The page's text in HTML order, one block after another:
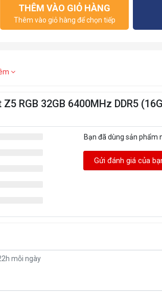
THÊM VÀO GIỎ HÀNG
Thêm vào giỏ hàng để chọn tiếp
RGB 32GB 6400MHz DDR5
Bạn đã dùng sản phẩm
Gửi đánh giá của